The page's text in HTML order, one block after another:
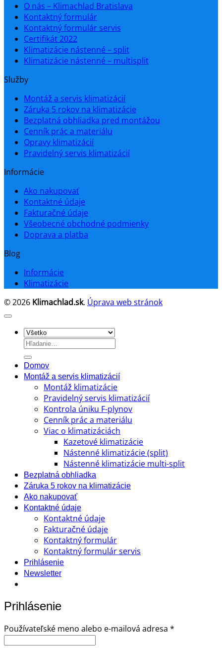
O nás – Klimachlad Bratislava
Kontaktný formulár
Kontaktný formulár servis
Certifikát 2022
Klimatizácie nástenné – split
Klimatizácie nástenné – multisplit
Služby
Montáž a servis klimatizácií
Záruka 5 rokov na klimatizácie
Bezplatná obhliadka pred montážou
Cenník prác a materiálu
Opravy klimatizácií
Pravidelný servis klimatizácií
Informácie
Ako nakupovať
Kontaktné údaje
Fakturačné údaje
Všeobecné obchodné podmienky
Doprava a platba
Blog
Informácie
Klimatizácie
© 2026 Klimachlad.sk. Úprava web stránok
Hľadať:
Domov
Montáž a servis klimatizácií
Montáž klimatizácie
Pravidelný servis klimatizácií
Kontrola úniku F-plynov
Cenník prác a materiálu
Viac o klimatizáciách
Kazetové klimatizácie
Nástenné klimatizácie (split)
Nástenné klimatizácie multi-split
Bezplatná obhliadka
Záruka 5 rokov na klimatizácie
Ako nakupovať
Kontaktné údaje
Kontaktné údaje
Fakturačné údaje
Kontaktný formulár
Kontaktný formulár servis
Prihlásenie
Newsletter
Prihlásenie
Používateľské meno alebo e-mailová adresa *